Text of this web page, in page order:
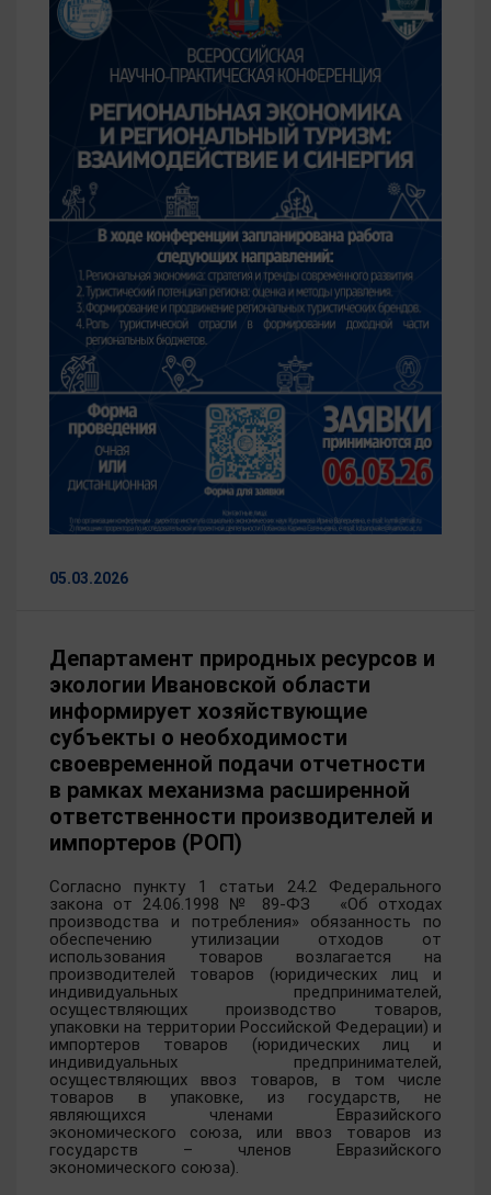
05.03.2026
Департамент природных ресурсов и
экологии Ивановской области
информирует хозяйствующие
субъекты о необходимости
своевременной подачи отчетности
в рамках механизма расширенной
ответственности производителей и
импортеров (РОП)
Согласно пункту 1 статьи 24.2 Федерального
закона от 24.06.1998 № 89-ФЗ «Об отходах
производства и потребления» обязанность по
обеспечению утилизации отходов от
использования товаров возлагается на
производителей товаров (юридических лиц и
индивидуальных предпринимателей,
осуществляющих производство товаров,
упаковки на территории Российской Федерации) и
импортеров товаров (юридических лиц и
индивидуальных предпринимателей,
осуществляющих ввоз товаров, в том числе
товаров в упаковке, из государств, не
являющихся членами Евразийского
экономического союза, или ввоз товаров из
государств – членов Евразийского
экономического союза).